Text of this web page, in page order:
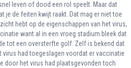
leven of dood een rol speelt. Maar dat
je de feiten kwijt raakt. Dat mag er niet toe
hebt op de eigenschappen van het virus,
want al in een vroeg stadium bleek dat
tot een oversterfte golf. Zelf is bekend dat
virus had toegeslagen voordat er vaccinatie
door het virus had plaatsgevonden toch